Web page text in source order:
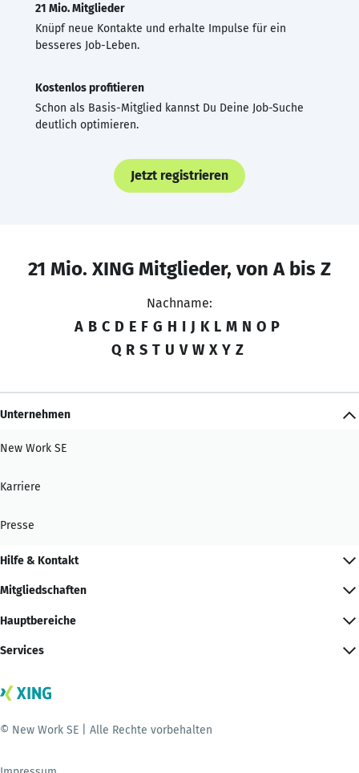
21 Mio. Mitglieder
Knüpf neue Kontakte und erhalte Impulse für ein
besseres Job-Leben.
Kostenlos profitieren
Schon als Basis-Mitglied kannst Du Deine Job-Suche
deutlich optimieren.
Jetzt registrieren
21 Mio. XING Mitglieder, von A bis Z
Nachname:
A B C D E F G H I J K L M N O P
Q R S T U V W X Y Z
Unternehmen
New Work SE
Karriere
Presse
Hilfe & Kontakt
Mitgliedschaften
Hauptbereiche
Services
© New Work SE | Alle Rechte vorbehalten